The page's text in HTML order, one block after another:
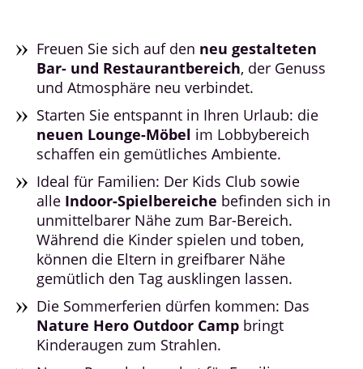
Freuen Sie sich auf den neu gestalteten
Bar- und Restaurantbereich, der Genuss
und Atmosphäre neu verbindet.
Starten Sie entspannt in Ihren Urlaub: die
neuen Lounge-Möbel im Lobbybereich
schaffen ein gemütliches Ambiente.
Ideal für Familien: Der Kids Club sowie
alle Indoor-Spielbereiche befinden sich in
unmittelbarer Nähe zum Bar-Bereich.
Während die Kinder spielen und toben,
können die Eltern in greifbarer Nähe
gemütlich den Tag ausklingen lassen.
Die Sommerferien dürfen kommen: Das
Nature Hero Outdoor Camp bringt
Kinderaugen zum Strahlen.